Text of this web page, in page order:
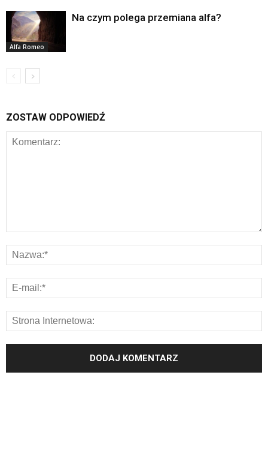
Alfa Romeo
Na czym polega przemiana alfa?
ZOSTAW ODPOWIEDŹ